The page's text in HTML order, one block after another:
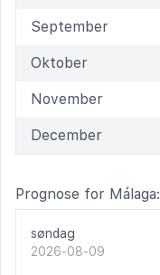
September
Oktober
November
December
Prognose for Málaga:
søndag
2026-08-09